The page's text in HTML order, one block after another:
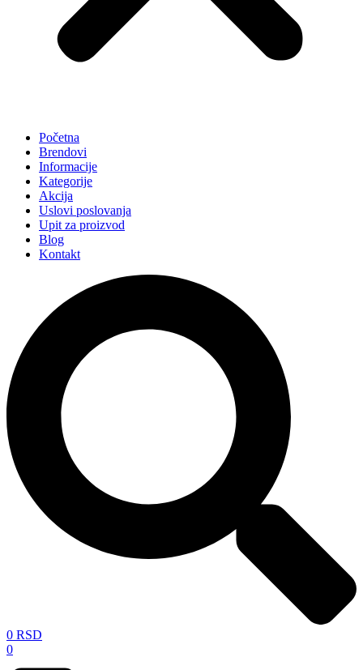
Početna
Brendovi
Informacije
Kategorije
Akcija
Uslovi poslovanja
Upit za proizvod
Blog
Kontakt
0 RSD
0